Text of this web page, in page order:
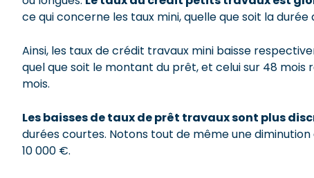
ce qui concerne les taux mini, quelle que soit la durée
Ainsi, les taux de crédit travaux mini baisse
quel que soit le montant du prêt, et celui sur 48
mois.
Les baisses de taux de prêt travaux sont plus
durées courtes. Notons tout de même une
10 000 €.